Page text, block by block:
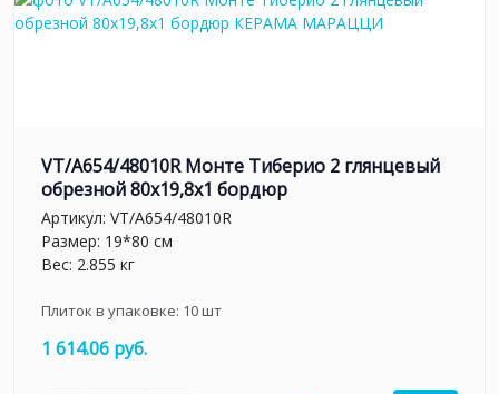
VT/A654/48010R Монте Тиберио 2 глянцевый
обрезной 80x19,8x1 бордюр
Артикул: VT/A654/48010R
Размер: 19*80 см
Вес: 2.855 кг
Плиток в упаковке: 10шт
1 614.06 руб.